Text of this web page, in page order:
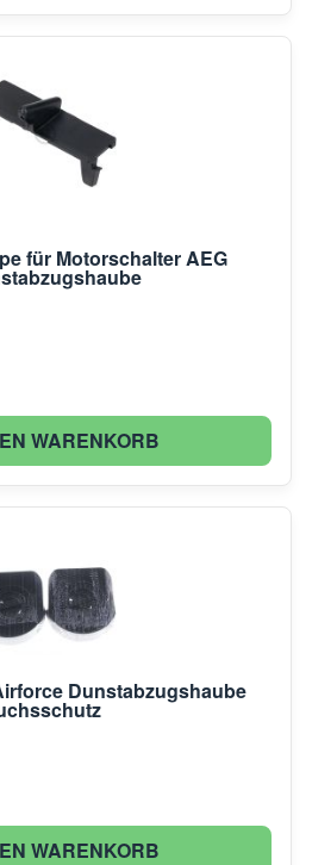
für Motorschalter AEG
WARENKORB
Dunstabzugshaube
WARENKORB